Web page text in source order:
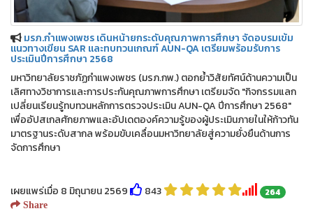
มรภ.กำแพงเพชร เดินหน้ายกระดับคุณภาพการศึกษา จัดอบรมเข้ม
แนวทางเขียน SAR และทบทวนเกณฑ์ AUN-QA เตรียมพร้อมรับการ
ประเมินปีการศึกษา 2568
มหาวิทยาลัยราชภัฏกำแพงเพชร (มรภ.กพ.) ตอกย้ำวิสัยทัศน์ด้านความเป็น
เลิศทางวิชาการและการประกันคุณภาพการศึกษา เตรียมจัด "กิจกรรมแลก
เปลี่ยนเรียนรู้ทบทวนหลักการตรวจประเมิน AUN-QA ปีการศึกษา 2568"
เพื่ออัปสเกลศักยภาพและอัปเดตองค์ความรู้ของผู้ประเมินภายในให้ก้าวทัน
มาตรฐานระดับสากล พร้อมขับเคลื่อนมหาวิทยาลัยสู่ความยั่งยืนด้านการ
จัดการศึกษา
เผยแพร่เมื่อ 8 มิถุนายน 2569 843 264
Share